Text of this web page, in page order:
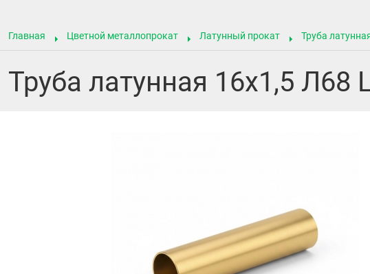
Главная Цветной металлопрокат Латунный прокат Труба
Труба латунная 16х1,5